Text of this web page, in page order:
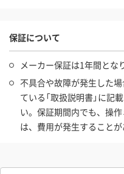
保証について
メーカー保証は1年間とな
不具合や故障が発生した
ている「取扱説明書」に記
い。保証期間内でも、操
は、費用が発生することが